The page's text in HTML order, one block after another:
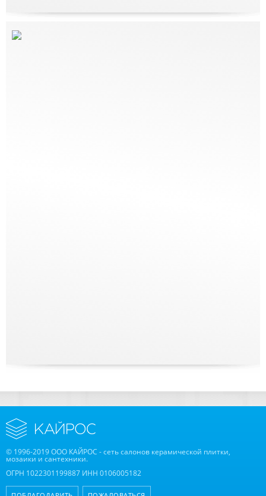
© 1996-2019 ООО КАЙРОС - сеть салонов керамической плитки,
мозаики и сантехники.
ОГРН 1022301199887 ИНН 0106005182